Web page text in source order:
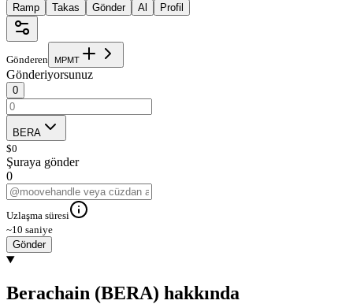
Ramp Takas Gönder Al Profil
Gönderen MPMT
Gönderiyorsunuz
0
BERA
$0
Şuraya gönder
0
Uzlaşma süresi
~10 saniye
Gönder
Berachain (BERA) hakkında